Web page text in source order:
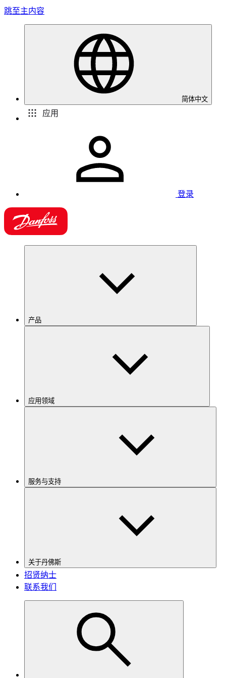
跳至主内容
简体中文
应用
登录
产品
应用领域
服务与支持
关于丹佛斯
招贤纳士
联系我们